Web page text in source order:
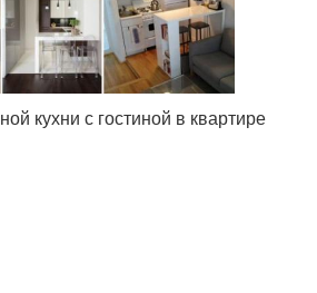
кухни с гостиной в квартире